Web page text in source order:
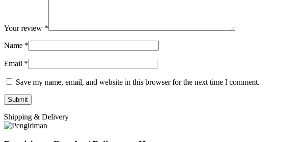
Your review *
Name *
Email *
Save my name, email, and website in this browser for the next time I comment.
Shipping & Delivery